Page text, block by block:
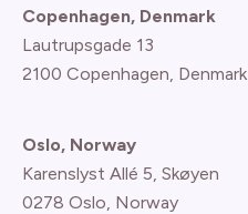
Copenhagen, Denmark
Lautrupsgade 13
2100 Copenhagen , Denmark
Oslo, Norway
Karenslyst Allé 5, Skøyen
0278 Oslo, Norway